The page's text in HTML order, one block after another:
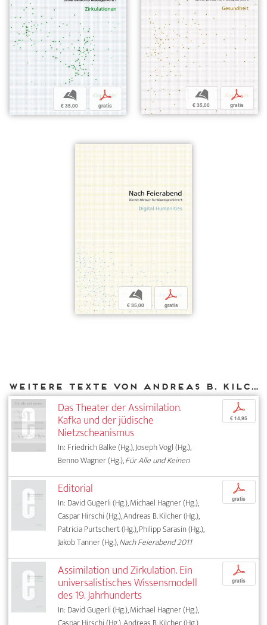
b
€ 35,00
p
gratis
b
€ 35,00
p
gratis
b
€ 35,00
p
gratis
Weitere Texte von Andreas B. Kilcher bei DIAPHANES
Das Theater der Assimilation.
Kafka und der jüdische
Nietzscheanismus
In: Friedrich Balke (Hg.), Joseph Vogl (Hg.),
Benno Wagner (Hg.),Für Alle und Keinen
p
€ 14,95
Editorial
In: David Gugerli (Hg.), Michael Hagner (Hg.),
Caspar Hirschi (Hg.), Andreas B. Kilcher (Hg.),
Patricia Purtschert (Hg.), Philipp Sarasin (Hg.),
Jakob Tanner (Hg.),Nach Feierabend 2011
p
gratis
Assimilation und Zirkulation. Ein
universalistisches Wissensmodell
des 19. Jahrhunderts
In: David Gugerli (Hg.), Michael Hagner (Hg.),
p
gratis